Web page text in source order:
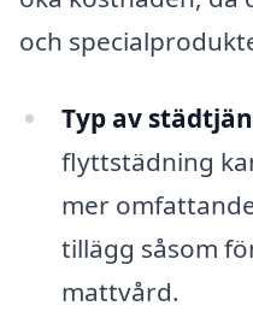
och
Typ av
flyttstädning
mer
tillägg såsom
mattvård.